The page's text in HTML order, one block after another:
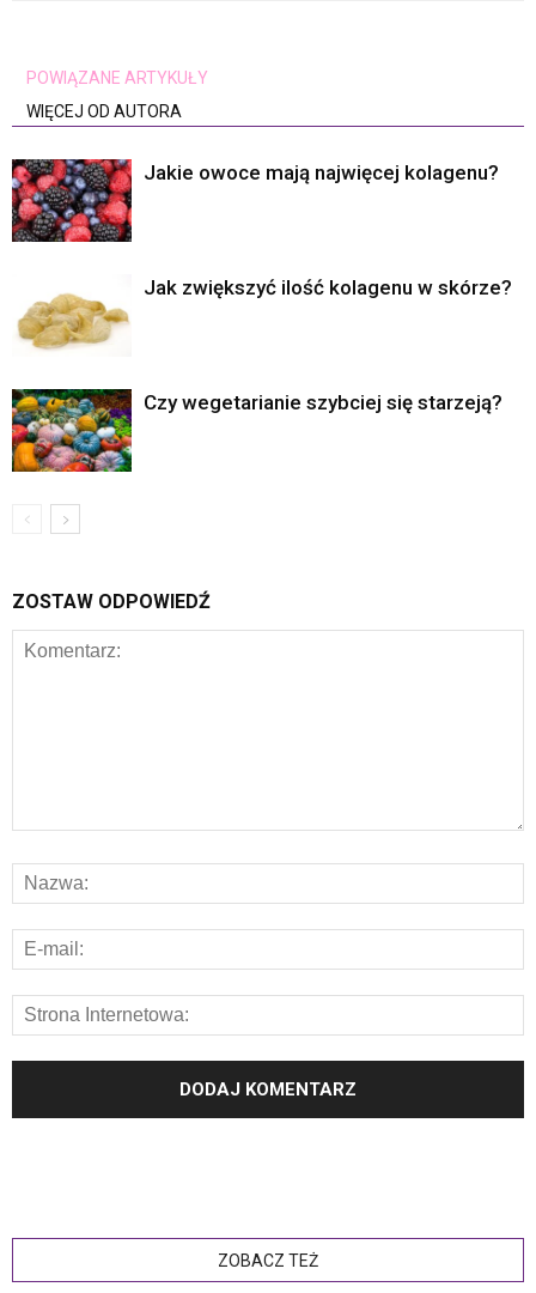
POWIĄZANE ARTYKUŁY
WIĘCEJ OD AUTORA
Jakie owoce mają najwięcej kolagenu?
Jak zwiększyć ilość kolagenu w skórze?
Czy wegetarianie szybciej się starzeją?
ZOSTAW ODPOWIEDŹ
ZOBACZ TEŻ